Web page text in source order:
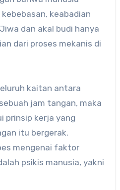
keabadian
dan akal budi hanya
dari proses mekanis di
kaitan antara
jam tangan, maka
prinsip kerja yang
itu bergerak.
mengenai faktor
psikis manusia, yakni